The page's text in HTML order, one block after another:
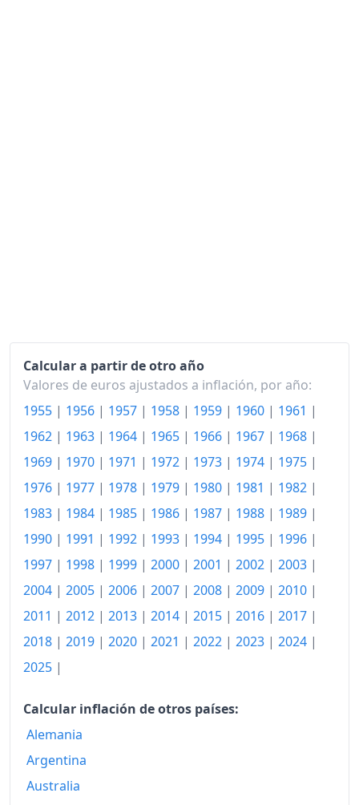
1989
348.60
1990
360.62
372.21
1992
381.25
1993
391.75
1994
401.07
1996
415.41
1997
422.17
1999
430.95
2000
2001
Calcular a partir de otro año
Valores de euros ajustados a inflación, por año:
1955 | 1956 | 1957 | 1958 | 1959 | 1960 | 1961 |
1962 | 1963 | 1964 | 1965 | 1966 | 1967 | 1968 |
1969 | 1970 | 1971 | 1972 | 1973 | 1974 | 1975 |
1976 | 1977 | 1978 | 1979 | 1980 | 1981 | 1982 |
1983 | 1984 | 1985 | 1986 | 1987 | 1988 | 1989 |
1990 | 1991 | 1992 | 1993 | 1994 | 1995 | 1996 |
1997 | 1998 | 1999 | 2000 | 2001 | 2002 | 2003 |
2004 | 2005 | 2006 | 2007 | 2008 | 2009 | 2010 |
2011 | 2012 | 2013 | 2014 | 2015 | 2016 | 2017 |
2018 | 2019 | 2020 | 2021 | 2022 | 2023 | 2024 |
2025 |
Calcular inflación de otros países:
Alemania
Argentina
Australia